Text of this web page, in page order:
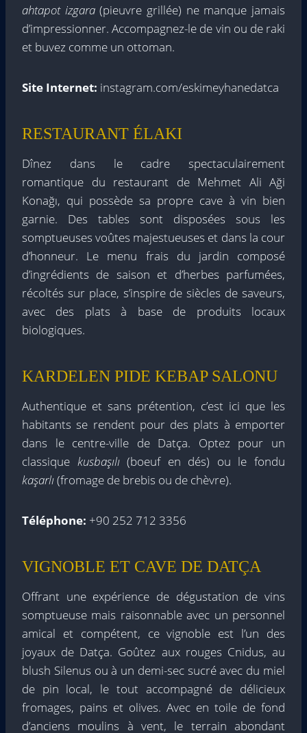
ahtapot izgara(pieuvre grillée) ne manque jamais
d’impressionner. Accompagnez-le de vin ou de raki
et buvez comme un ottoman.
Site Internet: instagram.com/eskimeyhanedatca
RESTAURANT ÉLAKI
Dînez dans le cadre spectaculairement
romantique du restaurant de Mehmet Ali Aği
Konağı, qui possède sa propre cave à vin bien
garnie. Des tables sont disposées sous les
somptueuses voûtes majestueuses et dans la cour
d’honneur. Le menu frais du jardin composé
d’ingrédients de saison et d’herbes parfumées,
récoltés sur place, s’inspire de siècles de saveurs,
avec des plats à base de produits locaux
biologiques.
KARDELEN PIDE KEBAP SALONU
Authentique et sans prétention, c’est ici que les
habitants se rendent pour des plats à emporter
dans le centre-ville de Datça. Optez pour un
classique kusbaşılı(boeuf en dés) ou le fondu
kaşarlı(fromage de brebis ou de chèvre).
Téléphone: +90 252 712 3356
VIGNOBLE ET CAVE DE DATÇA
Offrant une expérience de dégustation de vins
somptueuse mais raisonnable avec un personnel
amical et compétent, ce vignoble est l’un des
joyaux de Datça. Goûtez aux rouges Cnidus, au
blush Silenus ou à un demi-sec sucré avec du miel
de pin local, le tout accompagné de délicieux
fromages, pains et olives. Avec en toile de fond
d’anciens moulins à vent, le terrain abondant